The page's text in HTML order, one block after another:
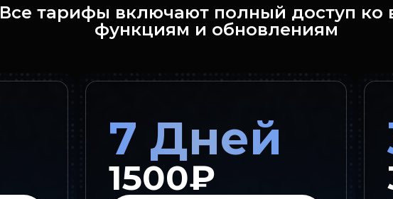
Все тарифы включают полный доступ ко
функциям и обновлениям
7 Дней
1500₽